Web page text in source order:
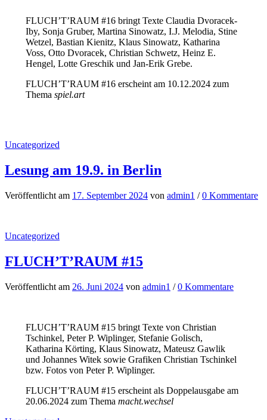
FLUCH’T’RAUM #16 bringt Texte Claudia Dvoracek-
Iby, Sonja Gruber, Martina Sinowatz, I.J. Melodia, Stine
Wetzel, Bastian Kienitz, Klaus Sinowatz, Katharina
Voss, Otto Dvoracek, Christian Schwetz, Heinz E.
Hengel, Lotte Greschik und Jan-Erik Grebe.
FLUCH’T’RAUM #16 erscheint am 10.12.2024 zum
Thema spiel.art
Uncategorized
Lesung am 19.9. in Berlin
Veröffentlicht am 17. September 2024 von admin1 /0 Kommentare
Uncategorized
FLUCH’T’RAUM #15
Veröffentlicht am 26. Juni 2024 von admin1 /0 Kommentare
FLUCH’T’RAUM #15 bringt Texte von Christian
Tschinkel, Peter P. Wiplinger, Stefanie Golisch,
Katharina Körting, Klaus Sinowatz, Mateusz Gawlik
und Johannes Witek sowie Grafiken Christian Tschinkel
bzw. Fotos von Peter P. Wiplinger.
FLUCH’T’RAUM #15 erscheint als Doppelausgabe am
20.06.2024 zum Thema macht.wechsel